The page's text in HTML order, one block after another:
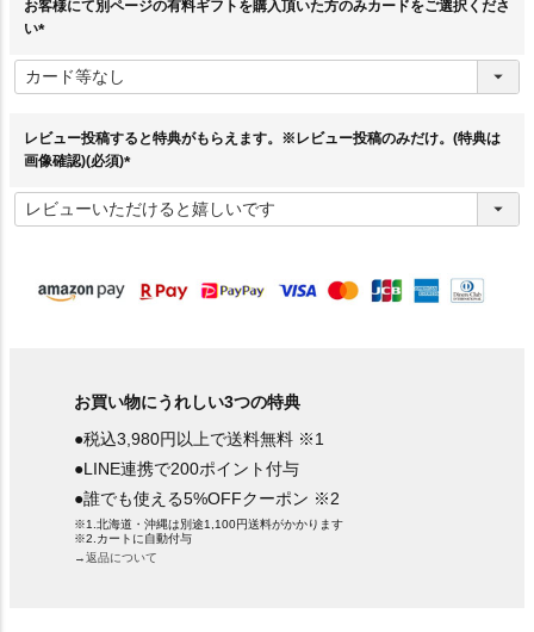
お客様にて別ページの有料ギフトを購入頂いた方のみカードをご選択くださ
い
必
須
レビュー投稿すると特典がもらえます。※レビュー投稿のみだけ。(特典は
画像確認)(必須)
必
須
お買い物にうれしい3つの特典
●税込3,980円以上で送料無料 ※1
●LINE連携で200ポイント付与
●誰でも使える5%OFFクーポン ※2
※1.北海道・沖縄は別途1,100円送料がかかります
※2.カートに自動付与
→返品について